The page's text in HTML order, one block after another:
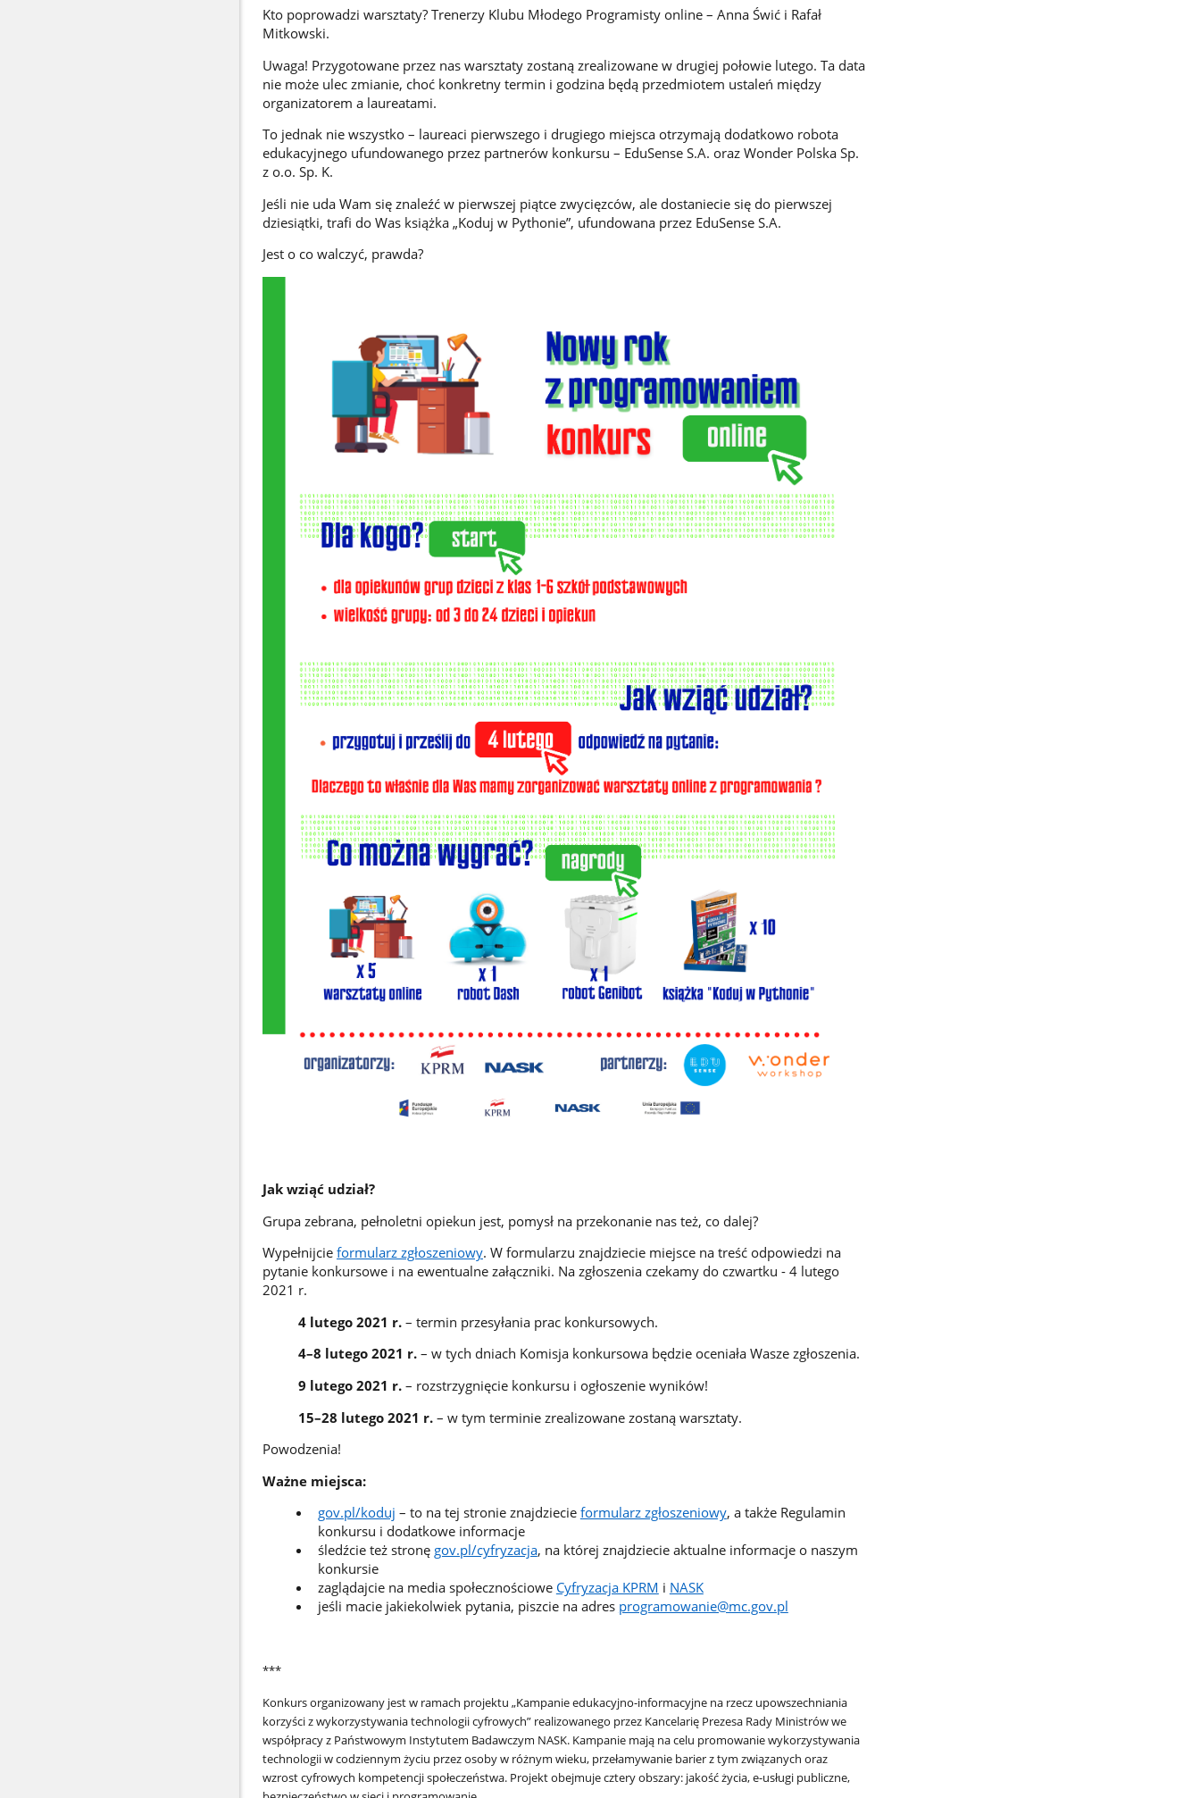
Kto poprowadzi warsztaty? Trenerzy Klubu Młodego Programisty online – Anna Świć i Rafał
Mitkowski.
Uwaga! Przygotowane przez nas warsztaty zostaną zrealizowane w drugiej połowie lutego. Ta data
nie może ulec zmianie, choć konkretny termin i godzina będą przedmiotem ustaleń między
organizatorem a laureatami.
To jednak nie wszystko – laureaci pierwszego i drugiego miejsca otrzymają dodatkowo robota
edukacyjnego ufundowanego przez partnerów konkursu – EduSense S.A. oraz Wonder Polska Sp.
z o.o. Sp. K.
Jeśli nie uda Wam się znaleźć w pierwszej piątce zwycięzców, ale dostaniecie się do pierwszej
dziesiątki, trafi do Was książka „Koduj w Pythonie”, ufundowana przez EduSense S.A.
Jest o co walczyć, prawda?
Jak wziąć udział?
Grupa zebrana, pełnoletni opiekun jest, pomysł na przekonanie nas też, co dalej?
Wypełnijcie formularz zgłoszeniowy. W formularzu znajdziecie miejsce na treść odpowiedzi na
pytanie konkursowe i na ewentualne załączniki. Na zgłoszenia czekamy do czwartku - 4 lutego
2021 r.
4 lutego 2021 r.– termin przesyłania prac konkursowych.
4–8 lutego 2021 r.– w tych dniach Komisja konkursowa będzie oceniała Wasze zgłoszenia.
9 lutego 2021 r.– rozstrzygnięcie konkursu i ogłoszenie wyników!
15–28 lutego 2021 r. – w tym terminie zrealizowane zostaną warsztaty.
Powodzenia!
Ważne miejsca:
gov.pl/koduj – to na tej stronie znajdziecie formularz zgłoszeniowy, a także Regulamin
konkursu i dodatkowe informacje
śledźcie też stronę gov.pl/cyfryzacja, na której znajdziecie aktualne informacje o naszym
konkursie
zaglądajcie na media społecznościowe Cyfryzacja KPRM i NASK
jeśli macie jakiekolwiek pytania, piszcie na adres programowanie@mc.gov.pl
***
Konkurs organizowany jest w ramach projektu „Kampanie edukacyjno-informacyjne na rzecz upowszechniania
korzyści z wykorzystywania technologii cyfrowych” realizowanego przez Kancelarię Prezesa Rady Ministrów we
współpracy z Państwowym Instytutem Badawczym NASK. Kampanie mają na celu promowanie wykorzystywania
technologii w codziennym życiu przez osoby w różnym wieku, przełamywanie barier z tym związanych oraz
wzrost cyfrowych kompetencji społeczeństwa. Projekt obejmuje cztery obszary: jakość życia, e-usługi publiczne,